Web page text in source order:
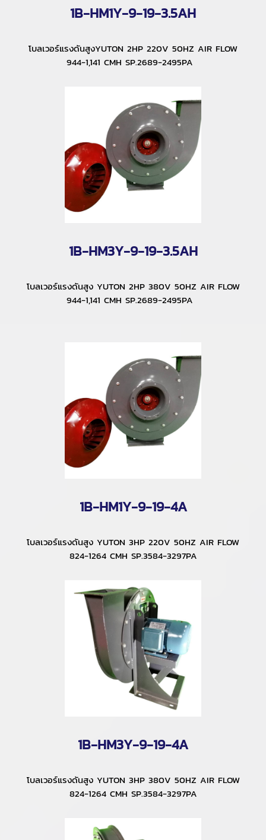
1B-HM1Y-9-19-3.5AH
โบลเวอร์แรงดันสูงYUTON 2HP 220V 50HZ AIR FLOW
944-1,141 CMH SP.2689-2495PA
1B-HM3Y-9-19-3.5AH
โบลเวอร์แรงดันสูง YUTON 2HP 380V 50HZ AIR FLOW
944-1,141 CMH SP.2689-2495PA
1B-HM1Y-9-19-4A
โบลเวอร์แรงดันสูง YUTON 3HP 220V 50HZ AIR FLOW
824-1264 CMH SP.3584-3297PA
1B-HM3Y-9-19-4A
โบลเวอร์แรงดันสูง YUTON 3HP 380V 50HZ AIR FLOW
824-1264 CMH SP.3584-3297PA